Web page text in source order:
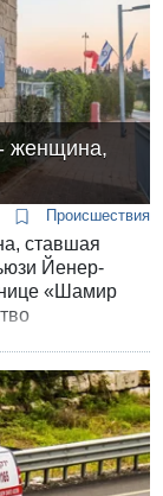
женщина,
Происшествия
ставшая
Йенер-
«Шамир